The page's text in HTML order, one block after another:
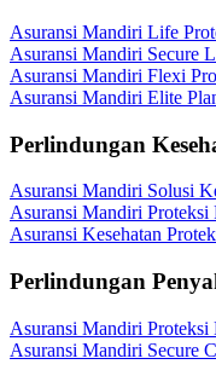
Asuransi Mandiri Life
Asuransi Mandiri Secure
Asuransi Mandiri Flexi
Asuransi Mandiri Elite
Perlindungan
Asuransi Mandiri Solusi
Asuransi Mandiri Proteksi
Asuransi Kesehatan
Perlindungan
Asuransi Mandiri
Asuransi Mandiri Secure